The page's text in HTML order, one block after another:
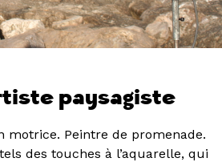
paysagiste
motrice. Peintre de promenade.
des touches à l’aquarelle, qui